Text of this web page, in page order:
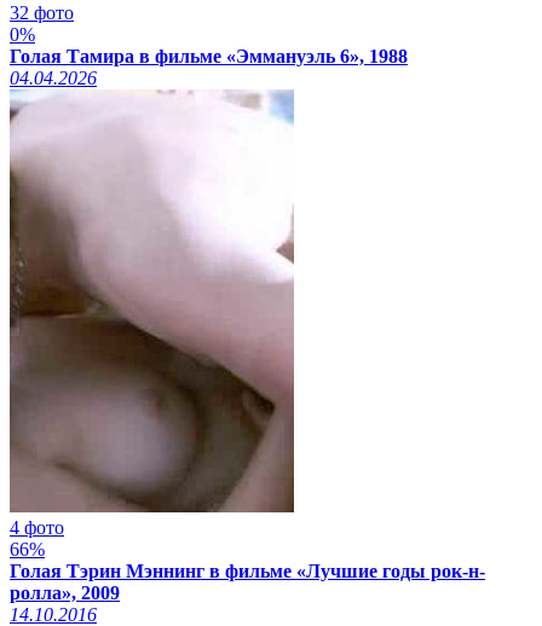
32 фото
0%
Голая Тамира в фильме «Эммануэль 6», 1988
04.04.2026
4 фото
66%
Голая Тэрин Мэннинг в фильме «Лучшие годы рок-н-
ролла», 2009
14.10.2016